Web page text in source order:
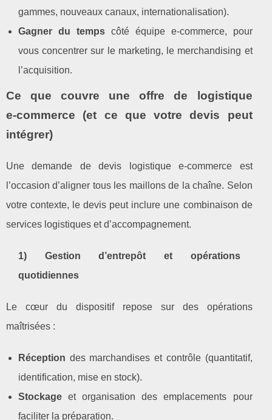
gammes, nouveaux canaux, internationalisation).
Gagner du tempscôté équipe e‑commerce, pour
vous concentrer sur le marketing, le merchandising et
l’acquisition.
Ce que couvre une offre de logistique
e‑commerce (et ce que votre devis peut
intégrer)
Une demande de devis logistique e‑commerce est
l’occasion d’aligner tous les maillons de la chaîne. Selon
votre contexte, le devis peut inclure une combinaison de
services logistiques et d’accompagnement.
1) Gestion d’entrepôt et opérations
quotidiennes
Le cœur du dispositif repose sur des opérations
maîtrisées :
Réception des marchandises et contrôle (quantitatif,
identification, mise en stock).
Stockage et organisation des emplacements pour
faciliter la préparation.